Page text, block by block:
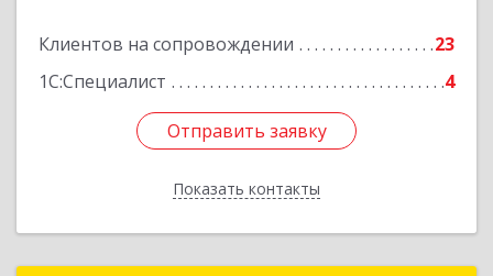
Клиентов на сопровождении
23
1С:Специалист
4
Отправить заявку
Показать контакты
Отправить заявку
Назад